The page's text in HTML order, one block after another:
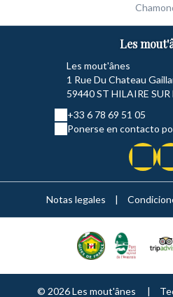
Les
Les mout'ânes
1 Rue Du Chateau
59440 ST HILAIRE SUR
+33 6 78 69 51 05
Ponerse en contacto
Notas legales |
© 2026 Les mout'ânes |